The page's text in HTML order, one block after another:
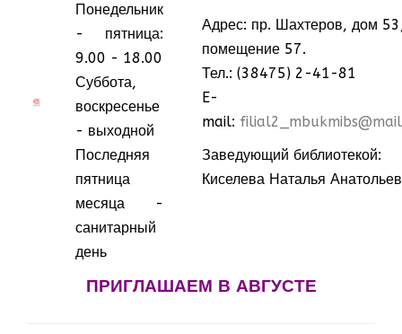
МММ
Понедельник
- пятница:
9.00 - 18.00
Суббота,
воскресенье
- выходной
Последняя
пятница
месяца -
санитарный
день
Адрес: пр. Шахтеров, дом
помещение 57.
Тел.: (38475) 2-41-81
E-
mail:
Заведующий библиотекой:
Киселева Наталья
ПРИГЛАШАЕМ В АВГУСТЕ